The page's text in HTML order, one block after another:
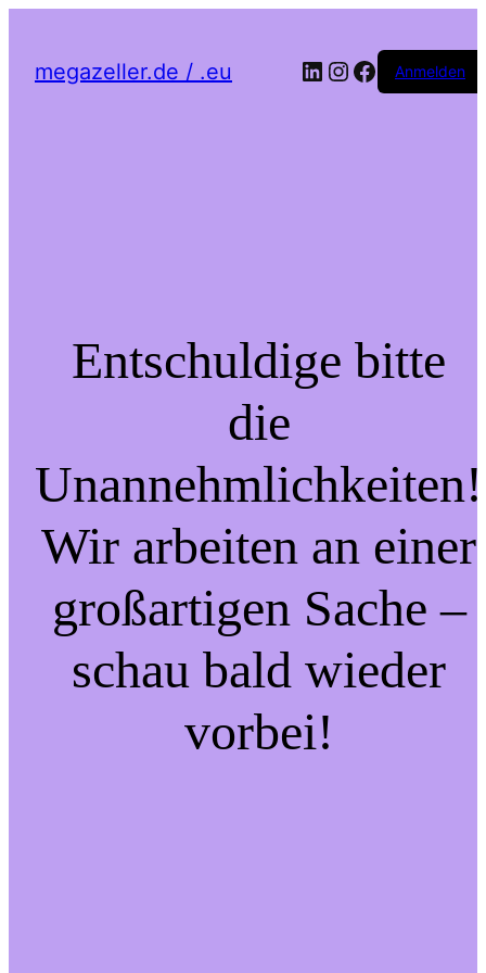
megazeller.de / .eu LinkedIn
Instagram
Facebook
Anmelden
Entschuldige bitte
die
Unannehmlichkeiten!
Wir arbeiten an einer
großartigen Sache –
schau bald wieder
vorbei!